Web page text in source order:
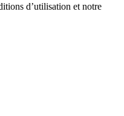
d’utilisation et notre